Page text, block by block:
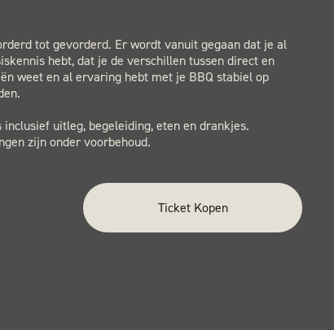
tot gevorderd. Er wordt vanuit gegaan dat je al
hebt, dat je de verschillen tussen direct en
weet en al ervaring hebt met je BBQ stabiel op
inclusief uitleg, begeleiding, eten en drankjes.
zijn onder voorbehoud.
Ticket Kopen